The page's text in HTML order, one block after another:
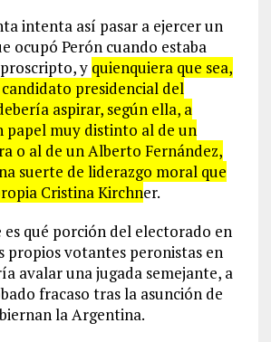
intenta así pasar a ejercer un
ocupó Perón cuando estaba
y quienquiera que sea,
presidencial del
aspirar, según ella, a
papel muy distinto al de un
o al de un Alberto Fernández,
suerte de liderazgo moral que
Cristina Kirchner.
qué porción del electorado en
propios votantes peronistas en
avalar una jugada semejante, a
fracaso tras la asunción de
la Argentina.